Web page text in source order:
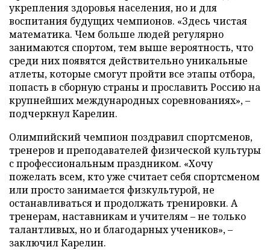
укрепления здоровья населения, но и для
воспитания будущих чемпионов. «Здесь чистая
математика. Чем больше людей регулярно
занимаются спортом, тем выше вероятность, что
среди них появятся действительно уникальные
атлеты, которые смогут пройти все этапы отбора,
попасть в сборную страны и прославить Россию на
крупнейших международных соревнованиях», –
подчеркнул Карелин.
Олимпийский чемпион поздравил спортсменов,
тренеров и преподавателей физической культуры
с профессиональным праздником. «Хочу
пожелать всем, кто уже считает себя спортсменом
или просто занимается физкультурой, не
останавливаться и продолжать тренировки. А
тренерам, наставникам и учителям – не только
талантливых, но и благодарных учеников», –
заключил Карелин.